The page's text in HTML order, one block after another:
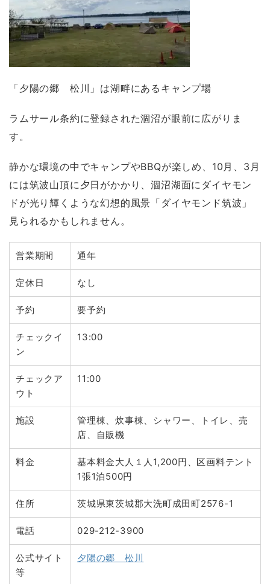
「夕陽の郷 松川」は湖畔にあるキャンプ場
ラムサール条約に登録された涸沼が眼前に広がりま
す。
静かな環境の中でキャンプやBBQが楽しめ、10月、3月
には筑波山頂に夕日がかかり、涸沼湖面にダイヤモン
ドが光り輝くような幻想的風景「ダイヤモンド筑波」
見られるかもしれません。
営業期間 通年
定休日 なし
予約 要予約
チェックイ
ン
13:00
チェックア
ウト
11:00
施設
管理棟、炊事棟、シャワー、トイレ、売
店、自販機
料金
基本料金大人１人1,200円、区画料テント
1張1泊500円
住所 茨城県東茨城郡大洗町成田町2576-1
電話 029-212-3900
公式サイト
等
夕陽の郷 松川